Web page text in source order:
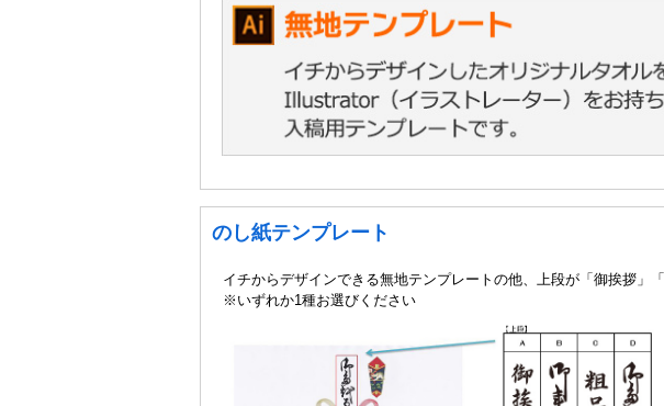
のし紙テンプレート
イチからデザインできる無地テンプレートの他、上段が「御挨拶」
※いずれか1種お選びください